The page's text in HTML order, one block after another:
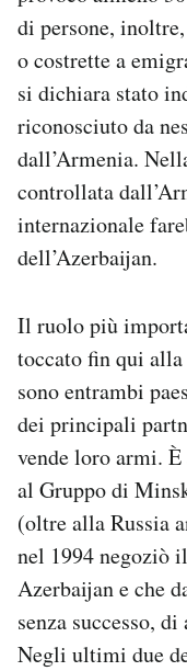
di persone,
o costrette a
si dichiara stato
riconosciuto da
dall’Armenia.
controllata
internazionale
dell’Azerbaijan.
Il ruolo più
toccato fin qui
sono entrambi
dei principali
vende loro armi.
al Gruppo di
(oltre alla Russia
nel 1994 negoziò
Azerbaijan e che
senza successo,
Negli ultimi due